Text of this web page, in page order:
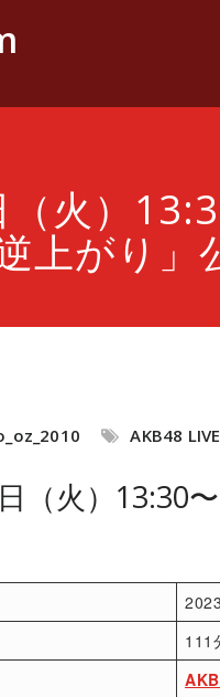
火）
上がり」
AKB48
（火）13:30
111